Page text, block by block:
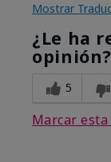
Mostrar
¿Le ha
opinión?
5
Marcar